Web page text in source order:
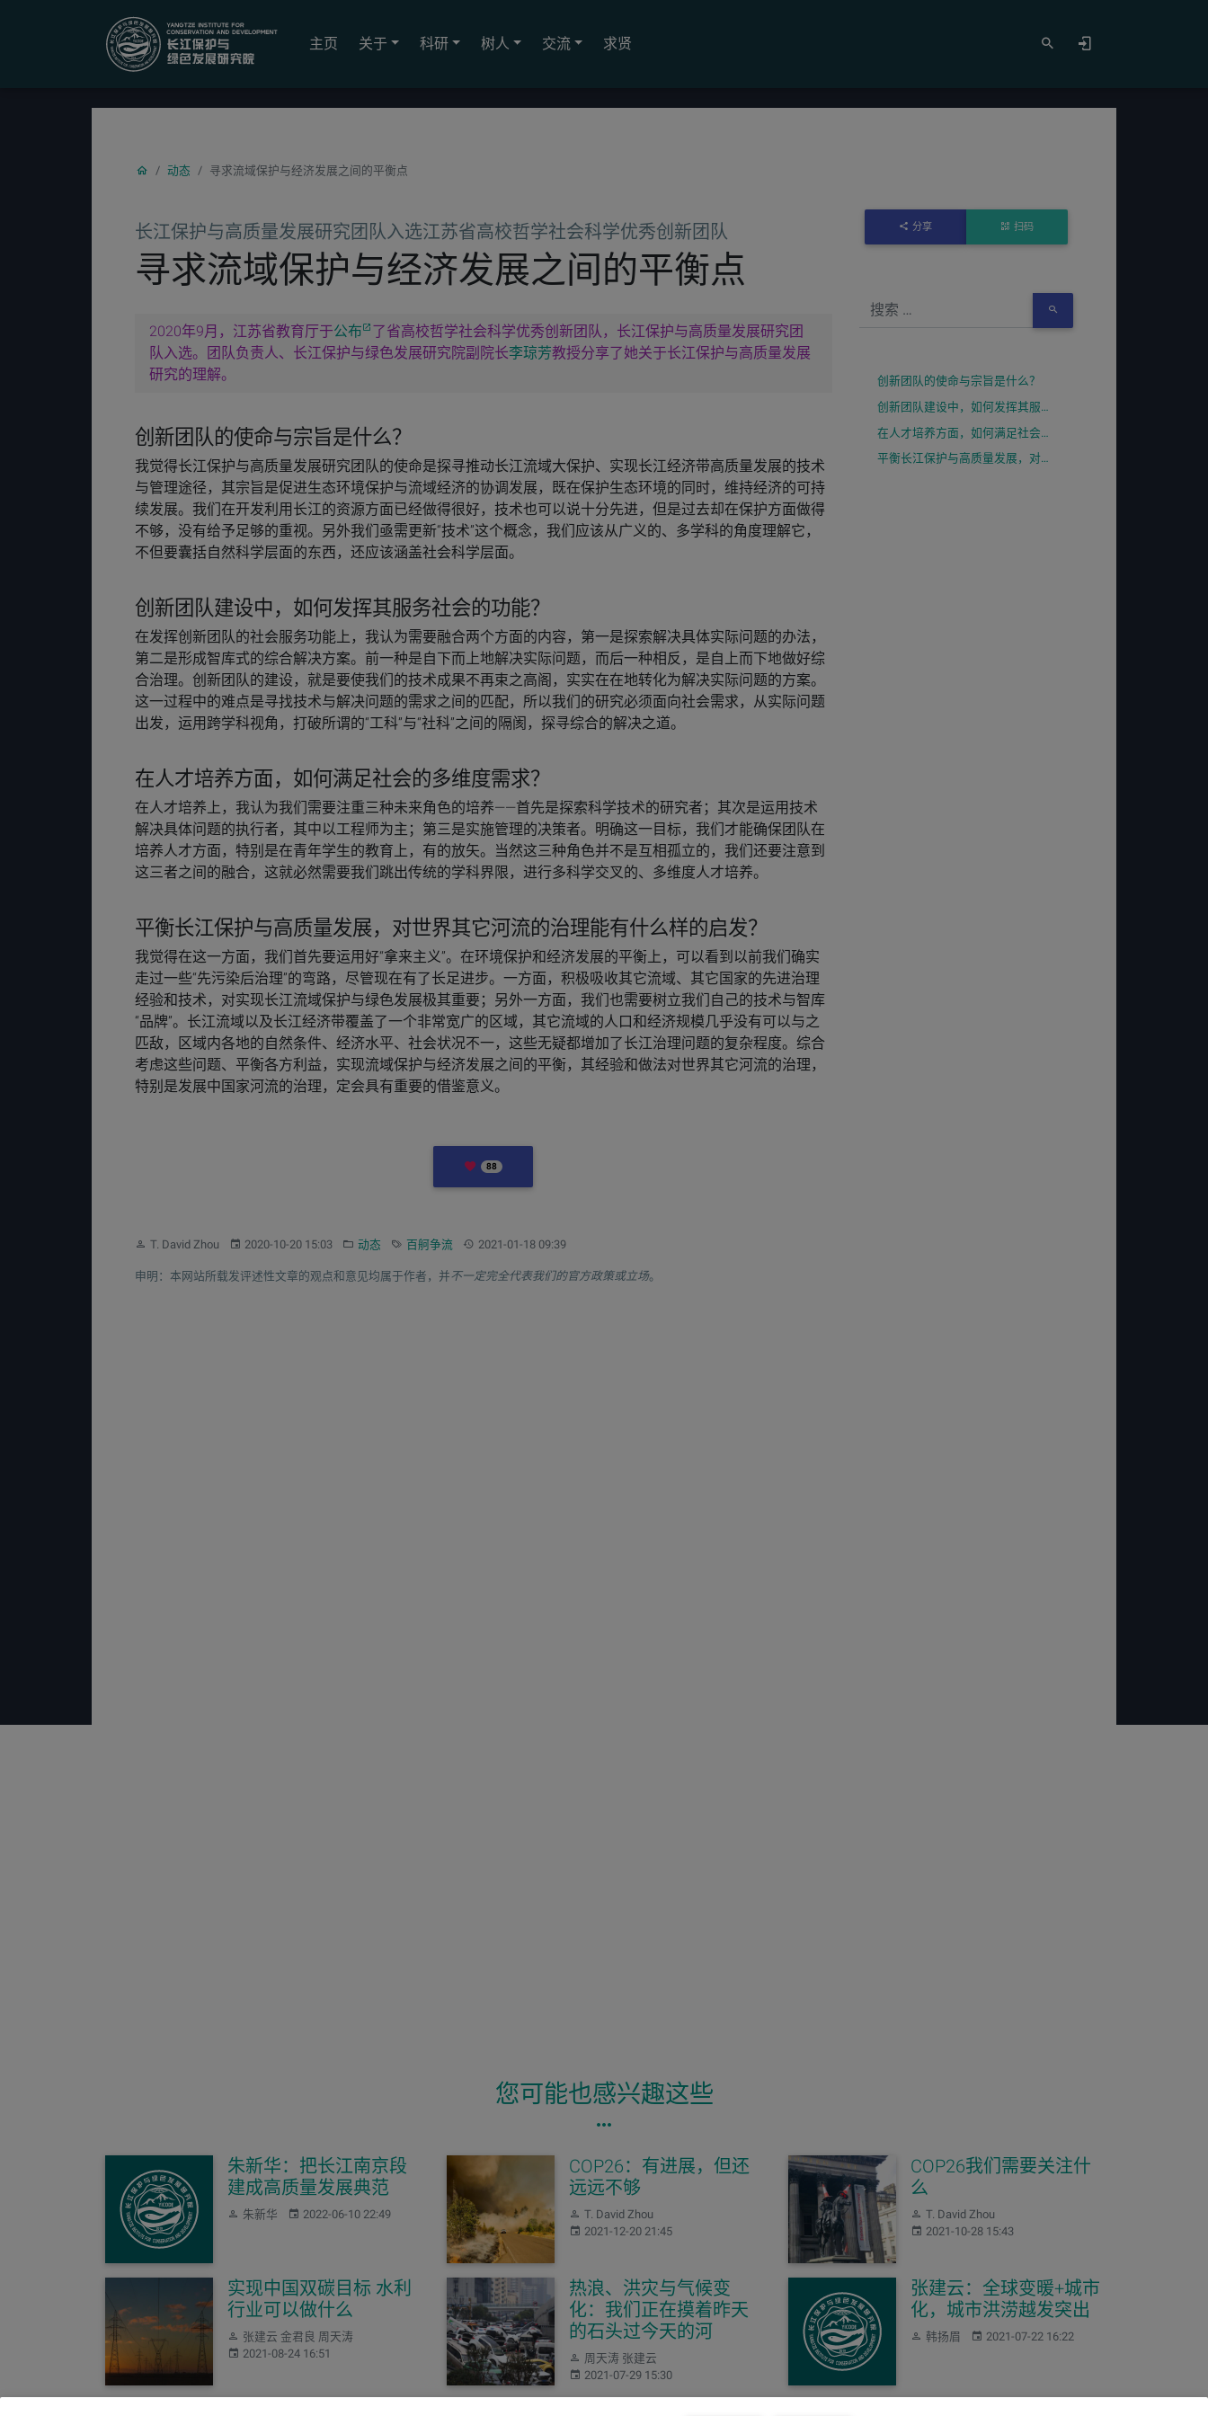
YICODE
主页 关于 科研 树人 交流 求贤
动态 寻求流域保护与经济发展之间的平衡点
长江保护与高质量发展研究团队入选江苏省高校哲学社会科学优秀创新团队
寻求流域保护与经济发展之间的平衡点
2020年9月，江苏省教育厅于公布
了省高校哲学社会科学优秀创新团队，长江保护与高质量发展研究团
队入选。团队负责人、长江保护与绿色发展研究院副院长李琼芳教授分享了她关于长江保护与高质量发展
研究的理解。
创新团队的使命与宗旨是什么？
我觉得长江保护与高质量发展研究团队的使命是探寻推动长江流域大保护、实现长江经济带高质量发展的技术
与管理途径，其宗旨是促进生态环境保护与流域经济的协调发展，既在保护生态环境的同时，维持经济的可持
续发展。我们在开发利用长江的资源方面已经做得很好，技术也可以说十分先进，但是过去却在保护方面做得
不够，没有给予足够的重视。另外我们亟需更新“技术”这个概念，我们应该从广义的、多学科的角度理解它，
不但要囊括自然科学层面的东西，还应该涵盖社会科学层面。
创新团队建设中，如何发挥其服务社会的功能？
在发挥创新团队的社会服务功能上，我认为需要融合两个方面的内容，第一是探索解决具体实际问题的办法，
第二是形成智库式的综合解决方案。前一种是自下而上地解决实际问题，而后一种相反，是自上而下地做好综
合治理。创新团队的建设，就是要使我们的技术成果不再束之高阁，实实在在地转化为解决实际问题的方案。
这一过程中的难点是寻找技术与解决问题的需求之间的匹配，所以我们的研究必须面向社会需求，从实际问题
出发，运用跨学科视角，打破所谓的“工科”与“社科”之间的隔阂，探寻综合的解决之道。
在人才培养方面，如何满足社会的多维度需求？
在人才培养上，我认为我们需要注重三种未来角色的培养——首先是探索科学技术的研究者；其次是运用技术
解决具体问题的执行者，其中以工程师为主；第三是实施管理的决策者。明确这一目标，我们才能确保团队在
培养人才方面，特别是在青年学生的教育上，有的放矢。当然这三种角色并不是互相孤立的，我们还要注意到
这三者之间的融合，这就必然需要我们跳出传统的学科界限，进行多科学交叉的、多维度人才培养。
平衡长江保护与高质量发展，对世界其它河流的治理能有什么样的启发？
我觉得在这一方面，我们首先要运用好“拿来主义”。在环境保护和经济发展的平衡上，可以看到以前我们确实
走过一些“先污染后治理”的弯路，尽管现在有了长足进步。一方面，积极吸收其它流域、其它国家的先进治理
经验和技术，对实现长江流域保护与绿色发展极其重要；另外一方面，我们也需要树立我们自己的技术与智库
“品牌”。长江流域以及长江经济带覆盖了一个非常宽广的区域，其它流域的人口和经济规模几乎没有可以与之
匹敌，区域内各地的自然条件、经济水平、社会状况不一，这些无疑都增加了长江治理问题的复杂程度。综合
考虑这些问题、平衡各方利益，实现流域保护与经济发展之间的平衡，其经验和做法对世界其它河流的治理，
特别是发展中国家河流的治理，定会具有重要的借鉴意义。
88 LIKES
作者：
T. David Zhou 发布：2020-10-20 15:03 分类：
动态 标签：百舸争流 更新：2021-01-18 09:39
申明：本网站所载发评述性文章的观点和意见均属于作者，并 不一定完全代表我们的官方政策或立场。
分享 扫码
创新团队的使命与宗旨是什么？
创新团队建设中，如何发挥其服务社会的功能？
在人才培养方面，如何满足社会的多维度需求？
平衡长江保护与高质量发展，对世界其它河流的治理能有什么样的启发？
您可能也感兴趣这些
朱新华：把长江南京段
建成高质量发展典范
作者：朱新华 发布：2022-06-10 22:49
COP26：有进展，但还
远远不够
作者：
T. David Zhou
发布：2021-12-20 21:45
COP26我们需要关注什
么
作者：
T. David Zhou
发布：2021-10-28 15:43
实现中国双碳目标 水利
行业可以做什么
作者：张建云 金君良 周天涛
发布：2021-08-24 16:51
热浪、洪灾与气候变
化：我们正在摸着昨天
的石头过今天的河
作者：周天涛 张建云
发布：2021-07-29 15:30
张建云：全球变暖+城市
化，城市洪涝越发突出
作者：
韩扬眉 发布：2021-07-22 16:22